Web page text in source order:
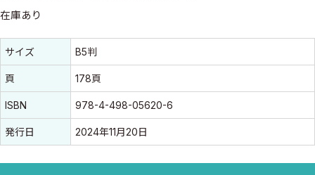
在庫あり
書誌情報
書誌情報
サイズ B5判
頁 178頁
ISBN 978-4-498-05620-6
発行日 2024年11月20日